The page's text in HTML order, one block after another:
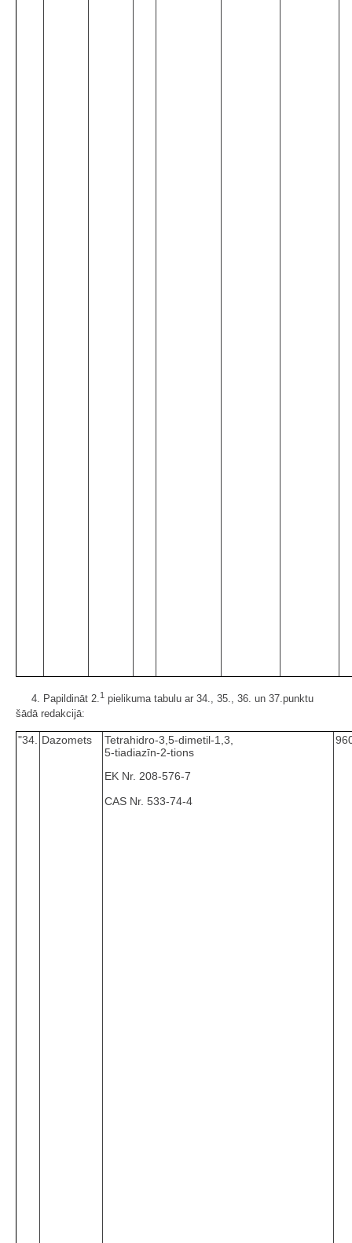
4. Papildināt 2. 1 pielikuma tabulu ar 34., 35., 36. un 37.punktu
šādā redakcijā:
"34. Dazomets
Tetrahidro-3,5-dimetil-1,3,
5-tiadiazīn-2-tions
EK Nr. 208-576-7
CAS Nr. 533-74-4